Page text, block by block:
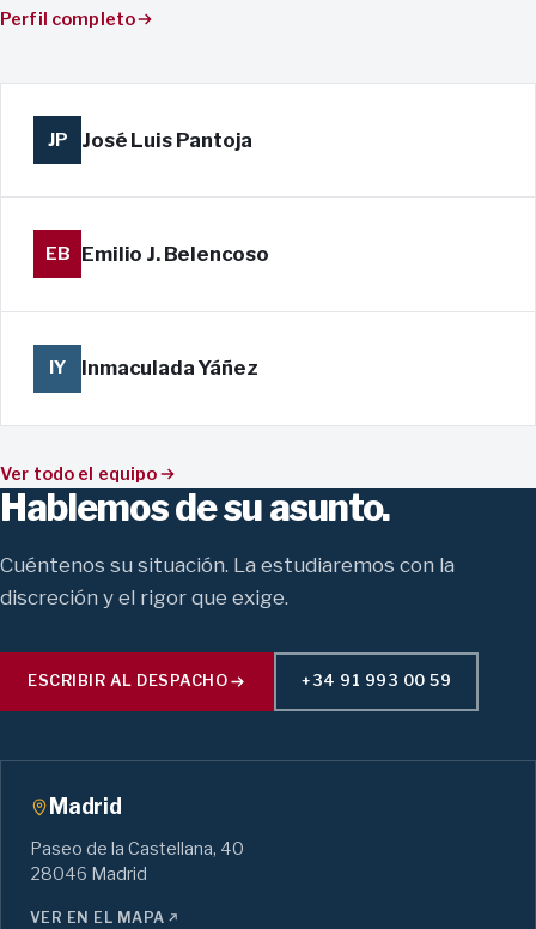
Perfil completo
JP José Luis Pantoja
EB Emilio J. Belencoso
IY Inmaculada Yáñez
Ver todo el equipo
Hablemos de su asunto.
Cuéntenos su situación. La estudiaremos con la
discreción y el rigor que exige.
ESCRIBIR AL DESPACHO +34 91 993 00 59
Madrid
Paseo de la Castellana, 40
28046 Madrid
VER EN EL MAPA